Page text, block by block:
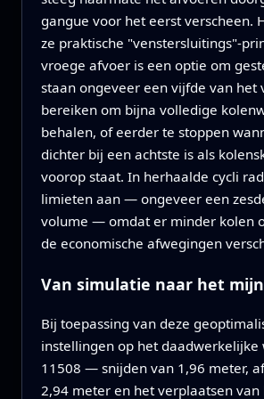
gangue voor het eerst verscheen.
ze praktische "venstersluitings"-
vroege afvoer is een optie om
staan ongeveer een vijfde van het
bereiken om bijna volledige
behalen, of eerder te stoppen
dichter bij een achtste is als
voorop staat. In herhaalde cycli
limieten aan — ongeveer een
volume — omdat er minder kolen
de economische afwegingen
Van simulatie naar het
Bij toepassing van deze
instellingen op het daadwerkelijke
11508 — snijden van 1,96 meter,
2,94 meter en het verplaatsen